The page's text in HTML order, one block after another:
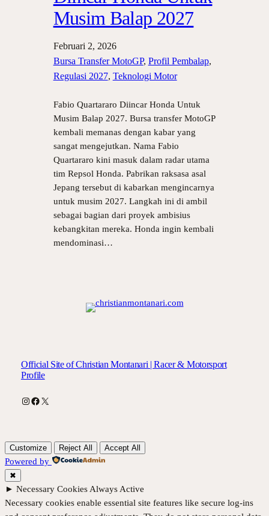
Musim Balap 2027
Februari 2, 2026
Bursa Transfer MotoGP, Profil Pembalap
Regulasi 2027, Teknologi Motor
Fabio Quartararo Diincar Honda Untuk
Musim Balap 2027. Bursa transfer MotoGP
kembali memanas dengan kabar yang
sangat mengejutkan. Nama Fabio
Quartararo kini masuk dalam radar utama
tim Repsol Honda. Pabrikan raksasa asal
Jepang tersebut di kabarkan mengincarnya
untuk musim 2027. Langkah ini di ambil
sebagai bagian dari proyek ambisius
kebangkitan mereka. Honda ingin kembali
mendominasi…
Official Site of Christian Montanari | Racer & Motorsport
Profile
Instagram
Facebook
X
Customize Reject All Accept All
Powered by
✖
► Necessary Cookies Always Active
Necessary cookies enable essential site features like secure log-ins